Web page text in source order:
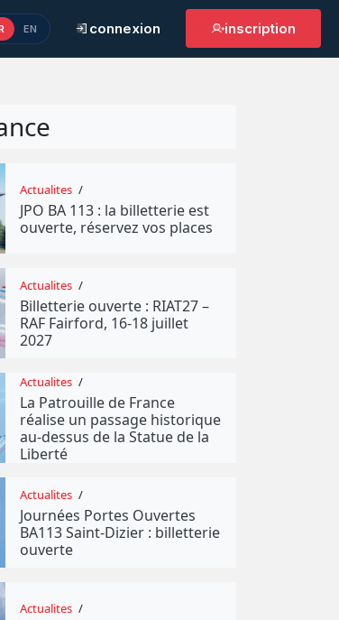
EN connexion inscription
Actualites /
JPO BA 113 : la billetterie est
ouverte, réservez vos places
Actualites /
Billetterie ouverte : RIAT27 –
RAF Fairford, 16-18 juillet
2027
Actualites /
La Patrouille de France
réalise un passage historique
au-dessus de la Statue de la
Liberté
Actualites /
Journées Portes Ouvertes
BA113 Saint-Dizier : billetterie
ouverte
Actualites /